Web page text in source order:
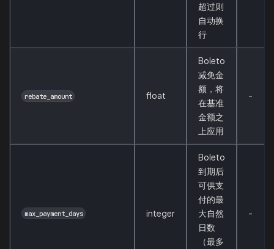
超过则
自动换
行
rebate_amount float
Boleto
减免金
额，将
在基准
金额之
上应用
-
max_payment_days integer
Boleto
到期后
可供支
付的最
大自然
日数
（最多
-